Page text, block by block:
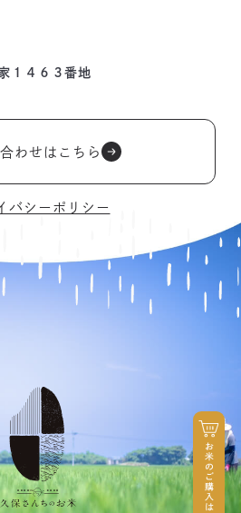
１４６３番地
わせはこちら
バシーポリシー